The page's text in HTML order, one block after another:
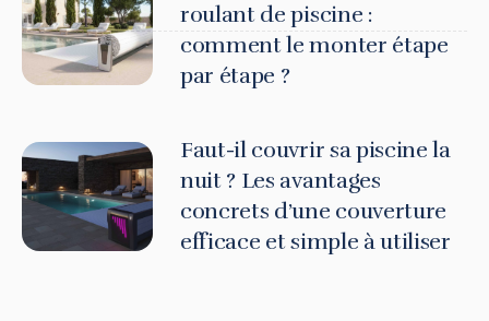
roulant de piscine :
comment le monter étape
par étape ?
Faut-il couvrir sa piscine la
nuit ? Les avantages
concrets d’une couverture
efficace et simple à utiliser